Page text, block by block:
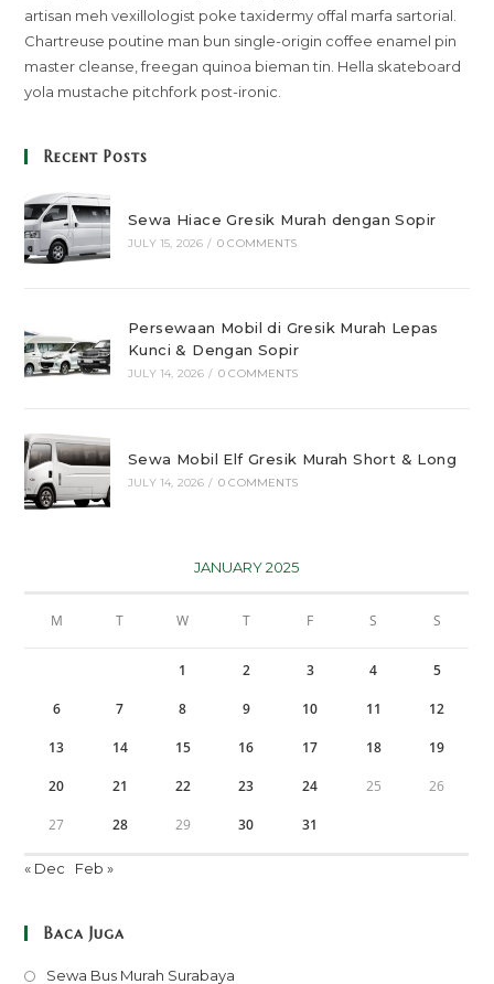
artisan meh vexillologist poke taxidermy offal marfa sartorial.
Chartreuse poutine man bun single-origin coffee enamel pin
master cleanse, freegan quinoa bieman tin. Hella skateboard
yola mustache pitchfork post-ironic.
Recent Posts
Sewa Hiace Gresik Murah dengan Sopir
JULY 15, 2026 / 0 COMMENTS
Persewaan Mobil di Gresik Murah Lepas
Kunci & Dengan Sopir
JULY 14, 2026 / 0 COMMENTS
Sewa Mobil Elf Gresik Murah Short & Long
JULY 14, 2026 / 0 COMMENTS
JANUARY 2025
M T W T F S S
1 2 3 4 5
6 7 8 9 10 11 12
13 14 15 16 17 18 19
20 21 22 23 24 25 26
27 28 29 30 31
« Dec Feb »
Baca Juga
Sewa Bus Murah Surabaya